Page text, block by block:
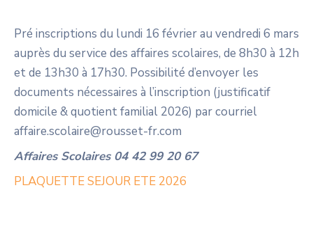
Pré inscriptions du lundi 16 février au vendredi 6 mars
auprès du service des affaires scolaires, de 8h30 à 12h
et de 13h30 à 17h30. Possibilité d’envoyer les
documents nécessaires à l’inscription (justificatif
domicile & quotient familial 2026) par courriel
affaire.scolaire@rousset-fr.com
Affaires Scolaires 04 42 99 20 67
PLAQUETTE SEJOUR ETE 2026